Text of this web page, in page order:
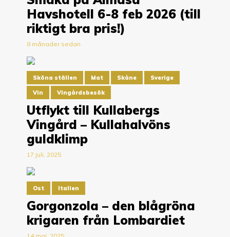
Havshotell 6-8 feb 2026 (till
riktigt bra pris!)
8 månader sedan
Sköna ställen Mat Skåne Sverige
Vin Vingårdsbesök
Utflykt till Kullabergs
Vingård – Kullahalvöns
guldklimp
17 juli, 2025
Ost Italien
Gorgonzola – den blågröna
krigaren från Lombardiet